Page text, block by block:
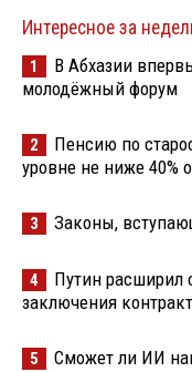
Интересное за
1
В Абхазии
молодёжный форум
2
Пенсию по
уровне не ниже 40%
3 Законы,
4
Путин расширил
заключения
5 Сможет ли ИИ